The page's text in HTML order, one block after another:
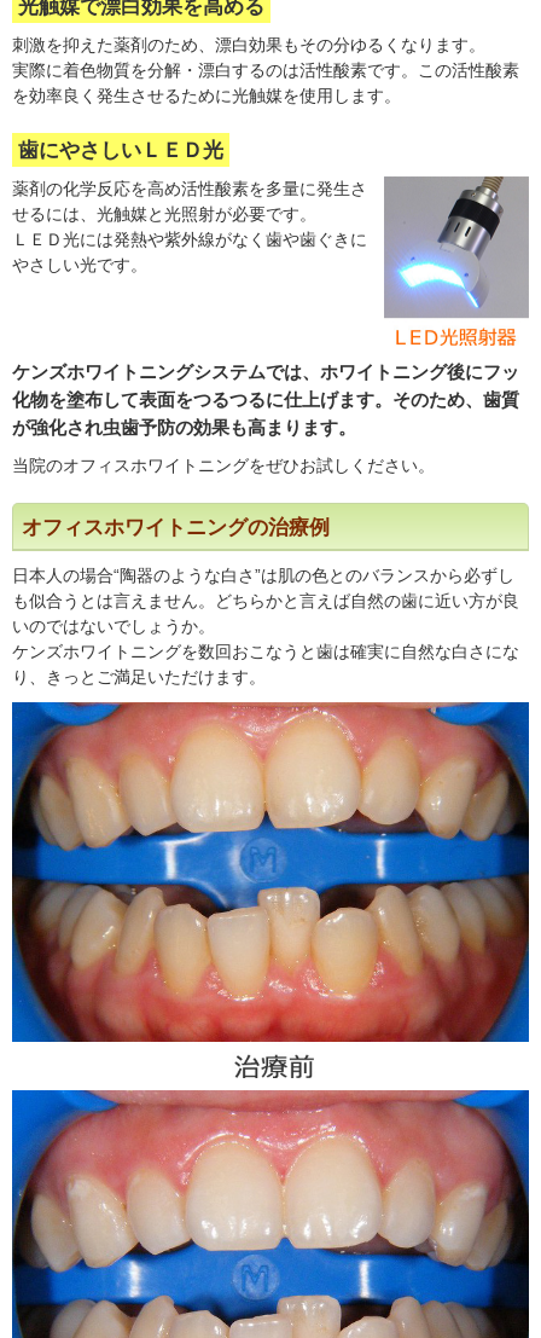
光触媒で漂白効果を高める
刺激を抑えた薬剤のため、漂白効果もその分ゆるくなります。
実際に着色物質を分解・漂白するのは活性酸素です。この活性酸素
を効率良く発生させるために光触媒を使用します。
歯にやさしいＬＥＤ光
薬剤の化学反応を高め活性酸素を多量に発生さ
せるには、光触媒と光照射が必要です。
ＬＥＤ光には発熱や紫外線がなく歯や歯ぐきに
やさしい光です。
ケンズホワイトニングシステムでは、ホワイトニング後にフッ
化物を塗布して表面をつるつるに仕上げます。そのため、歯質
が強化され虫歯予防の効果も高まります。
当院のオフィスホワイトニングをぜひお試しください。
オフィスホワイトニングの治療例
日本人の場合“陶器のような白さ”は肌の色とのバランスから必ずし
も似合うとは言えません。どちらかと言えば自然の歯に近い方が良
いのではないでしょうか。
ケンズホワイトニングを数回おこなうと歯は確実に自然な白さにな
り、きっとご満足いただけます。